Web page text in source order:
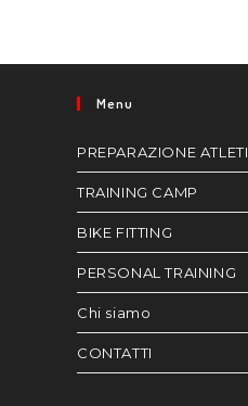
Menu
PREPARAZIONE
TRAINING CAMP
BIKE FITTING
PERSONAL TRAINING
Chi siamo
CONTATTI